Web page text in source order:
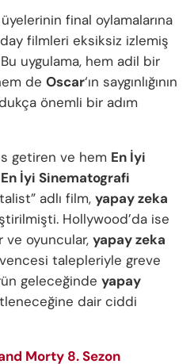
final oylamalarına
filmleri eksiksiz izlemiş
uygulama, hem adil bir
de Oscar‘ın saygınlığının
önemli bir adım
getiren ve hem En İyi
En İyi Sinematografi
adlı film, yapay zeka
Hollywood’da ise
ve oyuncular, yapay zeka
talepleriyle greve
geleceğinde yapay
dair ciddi
Morty 8. Sezon